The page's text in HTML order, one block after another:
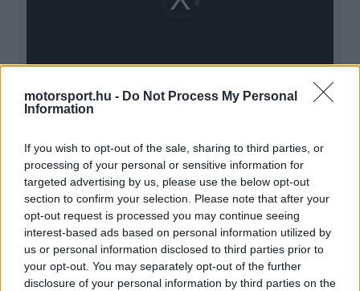
motorsport.hu - Do Not Process My Personal
Information
If you wish to opt-out of the sale, sharing to third parties, or
processing of your personal or sensitive information for
targeted advertising by us, please use the below opt-out
section to confirm your selection. Please note that after your
opt-out request is processed you may continue seeing
interest-based ads based on personal information utilized by
us or personal information disclosed to third parties prior to
your opt-out. You may separately opt-out of the further
disclosure of your personal information by third parties on the
loading.
csapat is, az én dolgom viszont az, hogy
mindenkit megnyugtassak egy kicsit.
Természetesen ezen a hétvégén sokat tettünk
azért, hogy az önbizalma még tovább erősödjön,
két hét múlva Ausztriában azonban mindent
elölről kell kezdenünk.”